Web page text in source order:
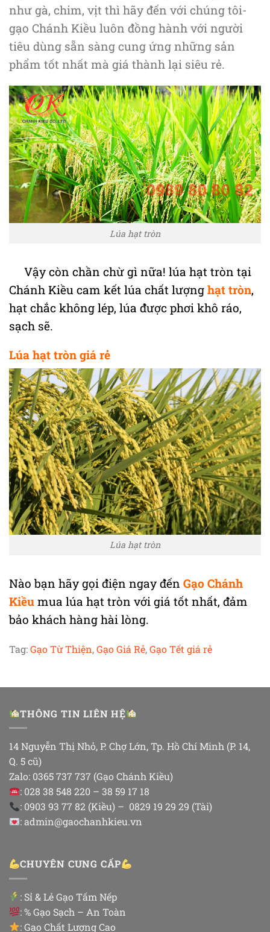
như gà, chim, vịt thì hãy đến với chúng tôi-
gạo Chánh Kiều luôn đồng hành với người
tiêu dùng sẵn sàng cung ứng những sản
phẩm tốt nhất mà giá thành lại siêu rẻ.
Lúa hạt tròn
Vậy còn chần chừ gì nữa! lúa hạt tròn tại
Chánh Kiều cam kết lúa chất lượng hạt tròn,
hạt chắc không lép, lúa được phơi khô ráo,
sạch sẽ.
Lúa hạt tròn giá rẻ
Lúa hạt tròn
Nào bạn hãy gọi điện ngay đến Gạo Chánh
Kiều mua lúa hạt tròn với giá tốt nhất, đảm
bảo khách hàng hài lòng.
Tag:Gạo Từ Thiện,Gạo Giá Rẻ,Gạo Tết giá rẻ
THÔNG TIN LIÊN HỆ
14 Nguyễn Thị Nhỏ, P. Chợ Lớn, Tp. Hồ Chí Minh (P. 14,
Q. 5 cũ)
Zalo: 0365 737 737 (Gạo Chánh Kiều)
: 028 38 548 220 – 38 59 17 18
: 0903 93 77 82 (Kiều) – 0829 19 29 29 (Tài)
: admin@gaochanhkieu.vn
CHUYÊN CUNG CẤP
: Sỉ & Lẻ Gạo Tấm Nếp
: % Gạo Sạch – An Toàn
: Gạo Chất Lượng Cao